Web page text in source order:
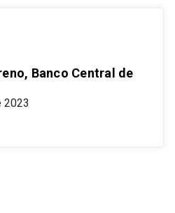
Banco Central de
2023